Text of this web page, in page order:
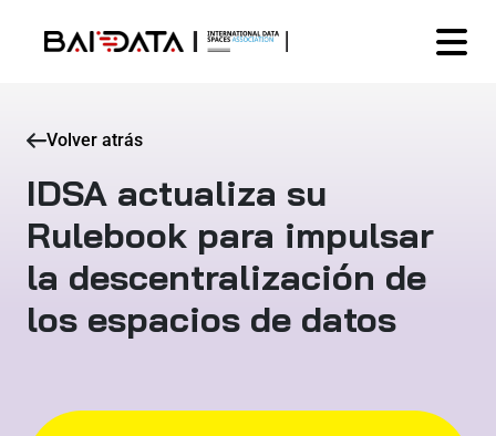
Volver atrás
IDSA actualiza su
Rulebook para impulsar
la descentralización de
los espacios de datos